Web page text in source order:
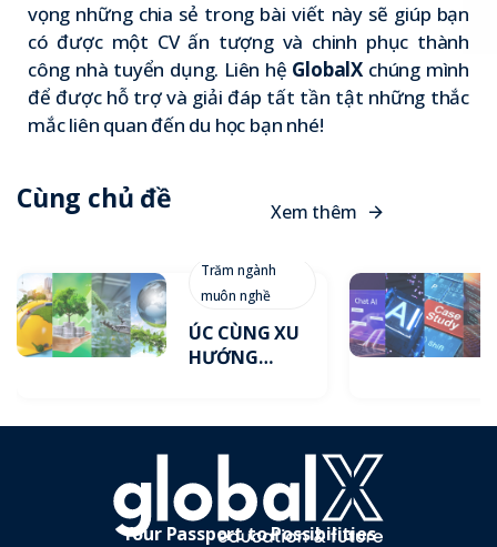
vọng những chia sẻ trong bài viết này sẽ giúp bạn
có được một CV ấn tượng và chinh phục thành
công nhà tuyển dụng. Liên hệ GlobalXchúng mình
để được hỗ trợ và giải đáp tất tần tật những thắc
mắc liên quan đến du học bạn nhé!
Cùng chủ đề Xem thêm
Trăm ngành
muôn nghề
ÚC CÙNG XU
HƯỚNG
Your Passport to Possibilities